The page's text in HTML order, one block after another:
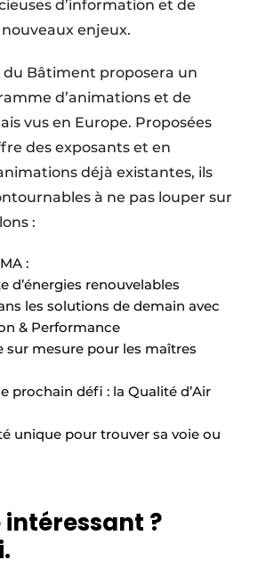
d’information et de
enjeux.
du Bâtiment proposera un
d’animations et de
vus en Europe. Proposées
des exposants et en
déjà existantes, ils
à ne pas louper sur
:
:
d’énergies renouvelables
les solutions de demain avec
& Performance
sur mesure pour les maîtres
prochain défi : la Qualité d’Air
unique pour trouver sa voie ou
?